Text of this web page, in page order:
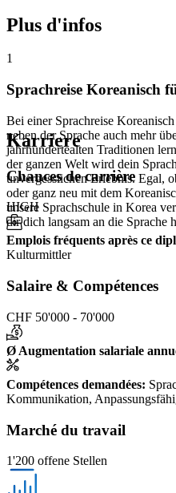
Plus d'infos
1
Sprachreise Koreanisch
Bei einer Sprachreise
neben der Sprache auch mehr
jahrhundertealten Traditionen
der ganzen Welt wird dein
unvergesslichen Erlebnis. Egal,
oder ganz neu mit dem
unsere Sprachschule in Korea
dir dich langsam an die Sprache
Karriere
Chances de carrière
HIGH
Emplois fréquents après ce
Kulturmittler
Salaire & Compétences
CHF 50'000 - 70'000
Ø Augmentation salariale
Compétences demandées:
Kommunikation,
Marché du travail
1'200 offene Stellen